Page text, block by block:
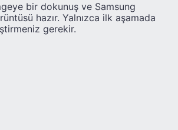
bir dokunuş ve Samsung
hazır. Yalnızca ilk aşamada
gerekir.